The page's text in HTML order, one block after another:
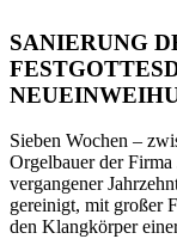
SANIERUNG
Sieben Wochen –
Orgelbauer der
vergangener
gereinigt, mit großer
den Klangkörper